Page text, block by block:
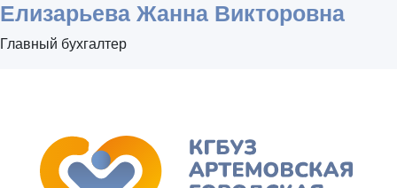
Елизарьева Жанна Викторовна
Главный бухгалтер